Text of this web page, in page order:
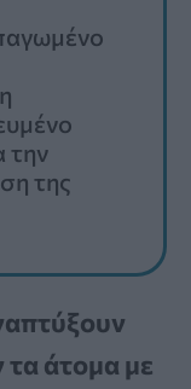
την
της
άτομα με